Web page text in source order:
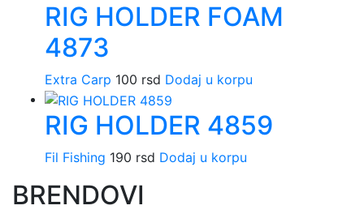
RIG HOLDER FOAM
4873
Extra Carp 100 rsd Dodaj u korpu
RIG HOLDER 4859
Fil Fishing 190 rsd Dodaj u korpu
BRENDOVI